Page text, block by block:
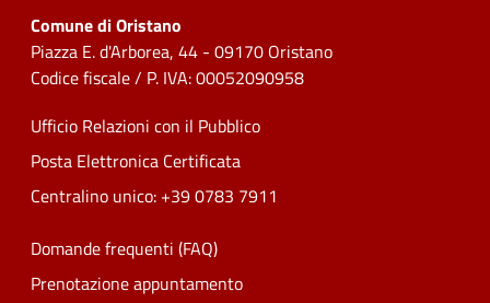
Comune di Oristano
Piazza E. d'Arborea, 44 - 09170 Oristano
Codice fiscale / P. IVA: 00052090958
Ufficio Relazioni con il Pubblico
Posta Elettronica Certificata
Centralino unico: +39 0783 7911
Domande frequenti (FAQ)
Prenotazione appuntamento